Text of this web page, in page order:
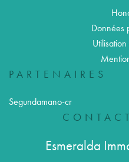
Données
PARTENAIRES
Segundamano-cr
Esmeralda